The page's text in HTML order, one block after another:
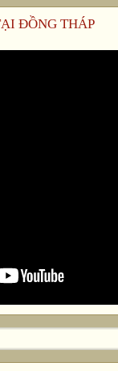
ĐỒNG THÁP